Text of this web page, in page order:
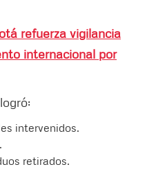
refuerza vigilancia
internacional por
intervenidos.
retirados.